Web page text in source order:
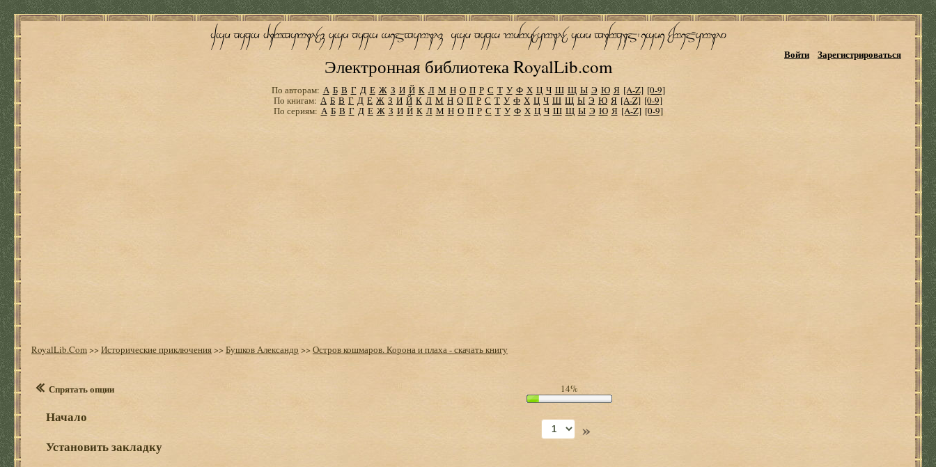
Электронная библиотека RoyalLib.com
Войти Зарегистрироваться
По авторам: А Б В Г Д Е Ж З И Й К Л М Н О П Р С Т У Ф Х Ц Ч Ш Щ Ы Э Ю Я [A-Z] [0-9]
По книгам: А Б В Г Д Е Ж З И Й К Л М Н О П Р С Т У Ф Х Ц Ч Ш Щ Ы Э Ю Я [A-Z] [0-9]
По сериям: А Б В Г Д Е Ж З И Й К Л М Н О П Р С Т У Ф Х Ц Ч Ш Щ Ы Э Ю Я [A-Z] [0-9]
RoyalLib.Com>>Исторические приключения>> Бушков Александр >>Остров кошмаров. Корона и плаха - скачать книгу
Спрятать опции
Начало
Установить закладку
14%
»